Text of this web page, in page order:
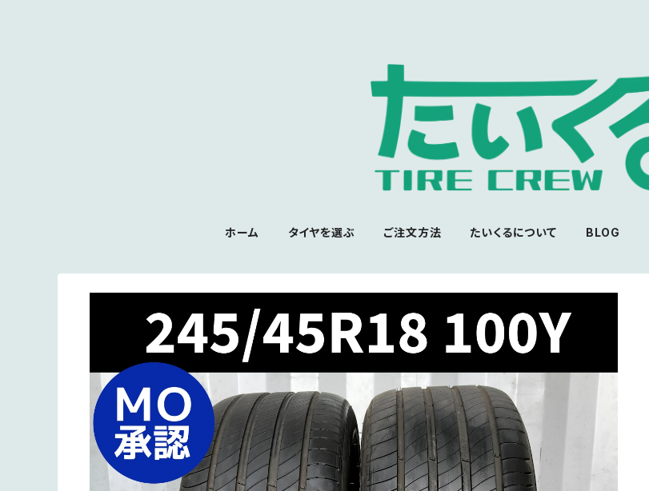
ホーム タイヤを選ぶ ご注文方法 たいくるについて BLOG